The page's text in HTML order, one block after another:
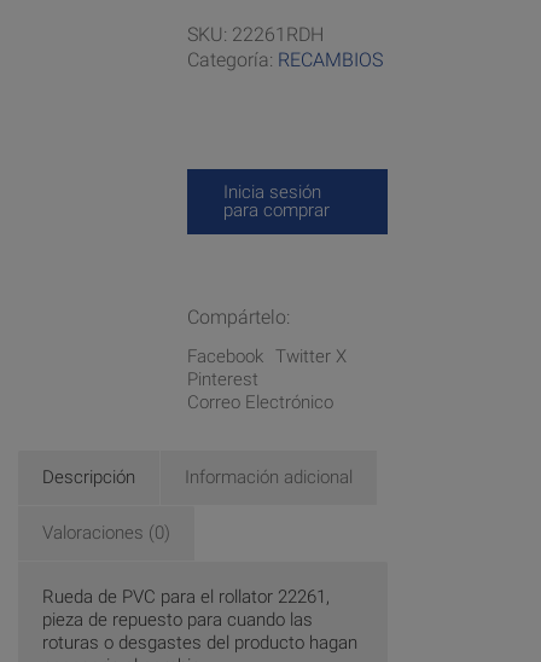
SKU: 22261RDH
Categoría: RECAMBIOS
Inicia sesión
para comprar
Compártelo:
Facebook Twitter X
Pinterest
Correo Electrónico
Descripción Información adicional
Valoraciones (0)
Rueda de PVC para el rollator 22261,
pieza de repuesto para cuando las
roturas o desgastes del producto hagan